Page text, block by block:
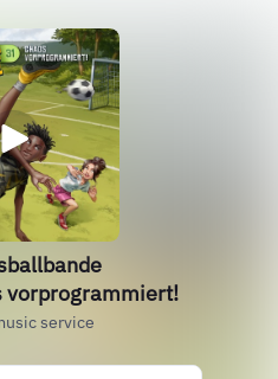
vorprogrammiert!
service